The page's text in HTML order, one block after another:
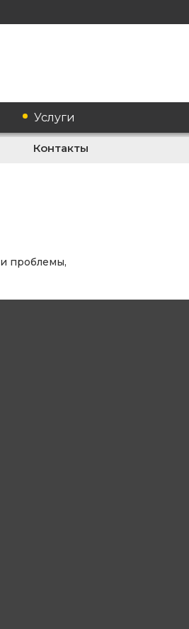
Услуги
Контакты
проблемы,